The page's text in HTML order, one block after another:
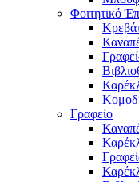
Φοιτητικό
Γραφείο